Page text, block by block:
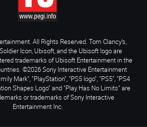
All Rights Reserved. Tom Clancy’s,
Icon, Ubisoft, and the Ubisoft logo are
trademarks of Ubisoft Entertainment in the
©2026 Sony Interactive Entertainment
Mark", "PlayStation", "PS5 logo", "PS5", "PS4
Shapes Logo" and "Play Has No Limits" are
or trademarks of Sony Interactive
Entertainment Inc.